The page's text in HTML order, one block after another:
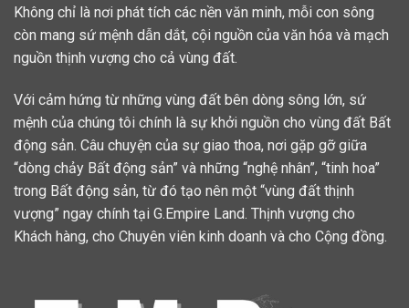
Không chỉ là nơi phát tích các nền văn minh, mỗi con sông
còn mang sứ mệnh dẫn dắt, cội nguồn của văn hóa và mạch
nguồn thịnh vượng cho cả vùng đất.
Với cảm hứng từ những vùng đất bên dòng sông lớn, sứ
mệnh của chúng tôi chính là sự khởi nguồn cho vùng đất Bất
động sản. Câu chuyện của sự giao thoa, nơi gặp gỡ giữa
“dòng chảy Bất động sản” và những “nghệ nhân”, “tinh hoa”
trong Bất động sản, từ đó tạo nên một “vùng đất thịnh
vượng” ngay chính tại G.Empire Land. Thịnh vượng cho
Khách hàng, cho Chuyên viên kinh doanh và cho Cộng đồng.